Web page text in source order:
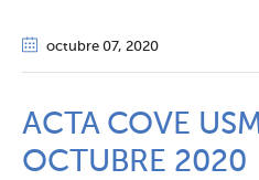
octubre 07, 2020
ACTA COVE
OCTUBRE 2020